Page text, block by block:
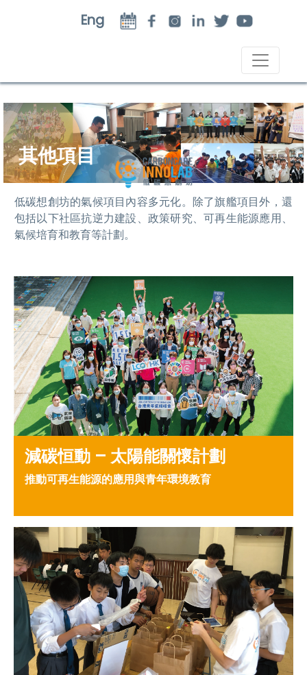
Eng
其他項目
低碳想創坊的氣候項目內容多元化。除了旗艦項目外， 還
包括以下社區抗逆力建設、政策研究、可再生能源應用、
氣候培育和教育等計劃。
減碳恒動 – 太陽能關懷計劃
推動可再生能源的應用與青年環境教育